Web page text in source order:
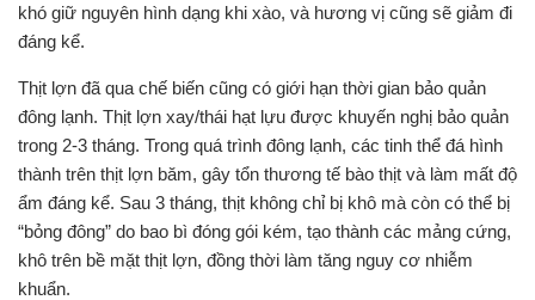
khó giữ nguyên hình dạng khi xào, và hương vị cũng sẽ giảm đi
đáng kể.
Thịt lợn đã qua chế biến cũng có giới hạn thời gian bảo quản
đông lạnh. Thịt lợn xay/thái hạt lựu được khuyến nghị bảo quản
trong 2-3 tháng. Trong quá trình đông lạnh, các tinh thể đá hình
thành trên thịt lợn băm, gây tổn thương tế bào thịt và làm mất độ
ẩm đáng kể. Sau 3 tháng, thịt không chỉ bị khô mà còn có thể bị
“bỏng đông” do bao bì đóng gói kém, tạo thành các mảng cứng,
khô trên bề mặt thịt lợn, đồng thời làm tăng nguy cơ nhiễm
khuẩn.